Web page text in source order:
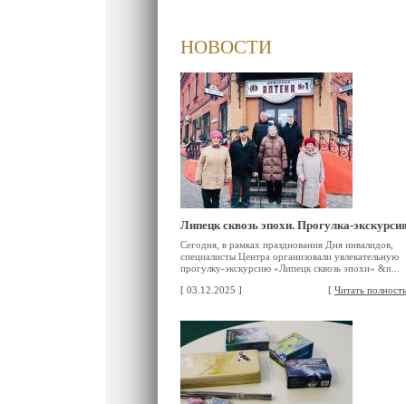
НОВОСТИ
Липецк сквозь эпохи. Прогулка-
Сегодня, в рамках празднования Дня инвалидов,
специалисты Центра организовали увлекательную
прогулку-экскурсию «Липецк сквозь эпохи» &n...
[ 03.12.2025 ]
[ Читать